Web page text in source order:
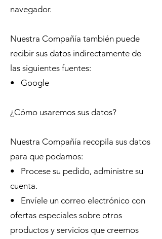
navegador.
Nuestra Compañía también puede
recibir sus datos indirectamente de
las siguientes fuentes:
• Google
¿Cómo usaremos sus datos?
Nuestra Compañía recopila sus datos
para que podamos:
• Procese su pedido, administre su
cuenta.
• Envíele un correo electrónico con
ofertas especiales sobre otros
productos y servicios que creemos